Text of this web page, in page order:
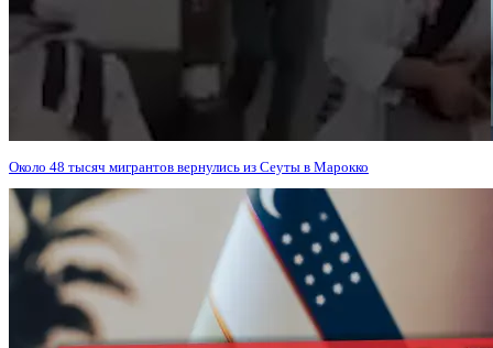
Около 48 тысяч мигрантов вернулись из Сеуты в Марокко